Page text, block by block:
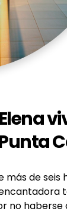
más de
no